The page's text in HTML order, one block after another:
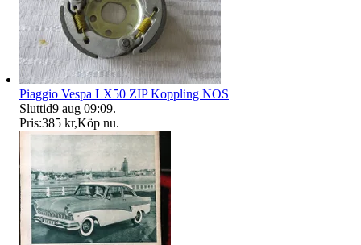
Piaggio Vespa LX50 ZIP Koppling NOS
Sluttid9 aug 09:09.
Pris:385 kr,Köp nu.